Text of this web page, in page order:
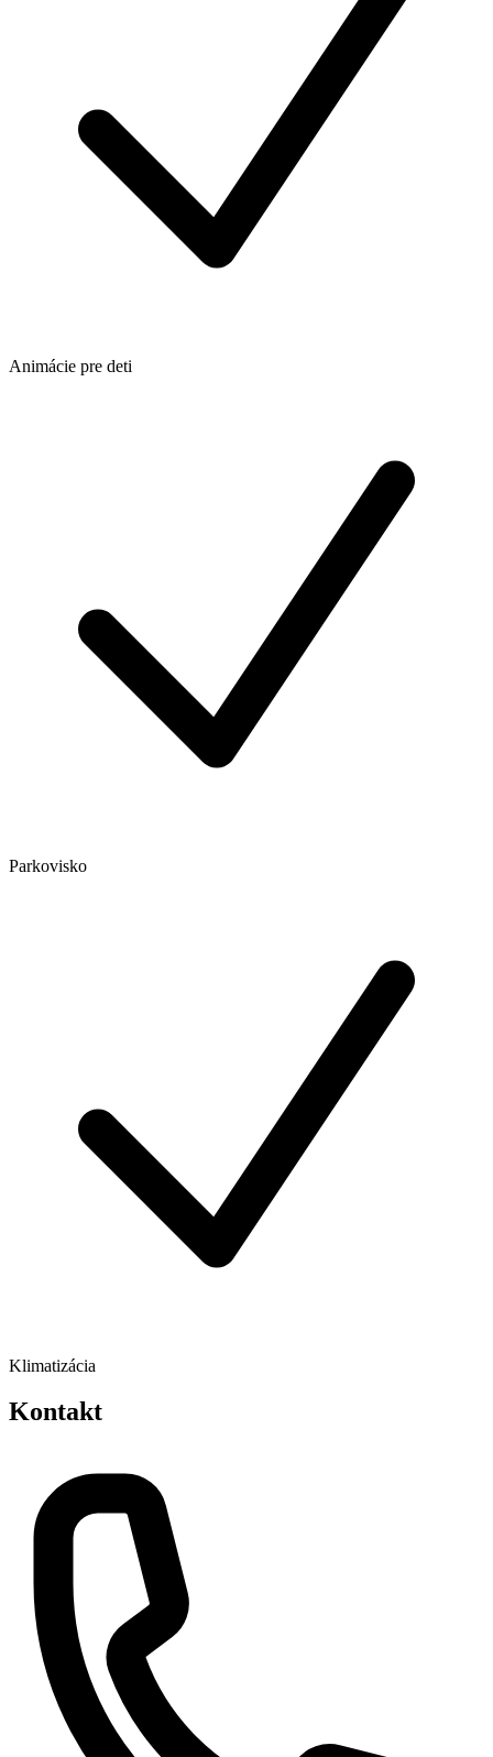
Animácie pre deti
Parkovisko
Klimatizácia
Kontakt